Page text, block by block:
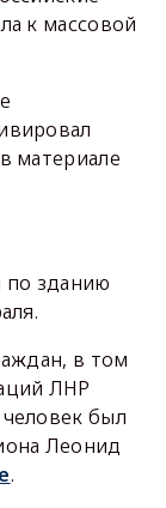
к массовой
материале
по зданию
в том
ЛНР
был
Леонид
.